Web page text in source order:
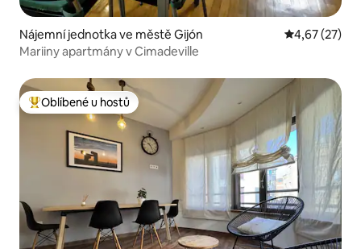
Nájemní jednotka ve městě Gijón Průměrné
4,67 (27)
Mariiny apartmány v Cimadeville
Nejlepší v kategorii Oblíbené u hostů
Oblíbené u hostů